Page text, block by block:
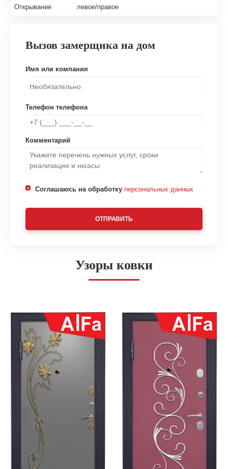
Открывание левое/правое
Вызов замерщика на дом
Имя или компания
Телефон телефона
Комментарий
Соглашаюсь на обработку персональных данных
ОТПРАВИТЬ
Узоры ковки